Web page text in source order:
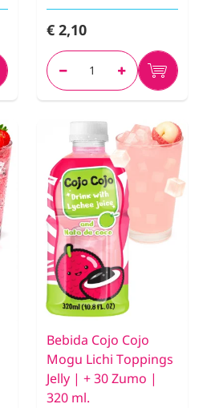
€ 2,10
Bebida Cojo Cojo
Mogu Lichi Toppings
Jelly | + 30 Zumo |
320 ml.